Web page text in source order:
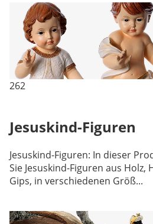
262
Jesuskind-Figuren
Jesuskind-Figuren: In dieser
Sie Jesuskind-Figuren aus Holz,
Gips, in verschiedenen Größ...